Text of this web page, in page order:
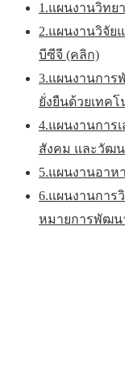
1.แผนงานวิท
2.แผนงานวิจัย
บีซีจี (คลิก)
3.แผนงานการ
ยั่งยืนด้วยเทค
4.แผนงานการ
สังคม และวัฒ
5.แผนงานอาห
6.แผนงานการ
หมายการพัฒน